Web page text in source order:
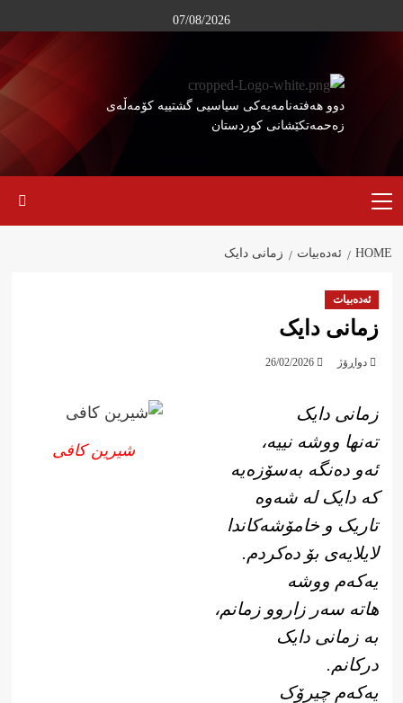
to
07/08/2026
دوو هەفتەنامەیەکی سیاسیی گشتییە کۆمەڵەی
زەحمەتکێشانی کوردستان
Menu
HOME ئەدەبیات زمانی دایک
ئەدەبیات
زمانی دایک
دواڕۆژ 26/02/2026
شیرین کافی
زمانی دایک
تەنها ووشە نییە،
ئەو دەنگە بەسۆزەیە
کە دایک لە شەوە
تاریک و خامۆشەکاندا
لایلایەی بۆ دەکردم.
یەکەم ووشە
هاتە سەر زاروو زمانم،
بە زمانی دایک
درکانم.
یەکەم چیرۆک